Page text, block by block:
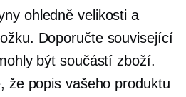
ohledně velikosti a
Doporučte související
být součástí zboží.
že popis vašeho produktu